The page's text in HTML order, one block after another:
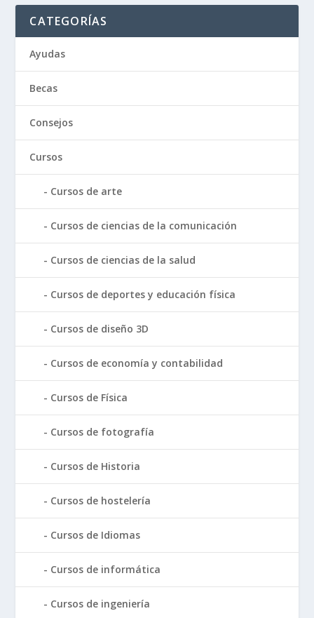
CATEGORÍAS
Ayudas
Becas
Consejos
Cursos
Cursos de arte
Cursos de ciencias de la comunicación
Cursos de ciencias de la salud
Cursos de deportes y educación física
Cursos de diseño 3D
Cursos de economía y contabilidad
Cursos de Física
Cursos de fotografía
Cursos de Historia
Cursos de hostelería
Cursos de Idiomas
Cursos de informática
Cursos de ingeniería